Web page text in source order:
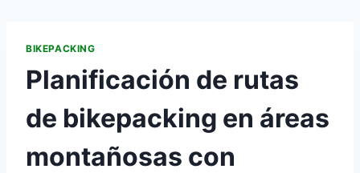
BIKEPACKING
Planificación de rutas
de bikepacking en áreas
montañosas con